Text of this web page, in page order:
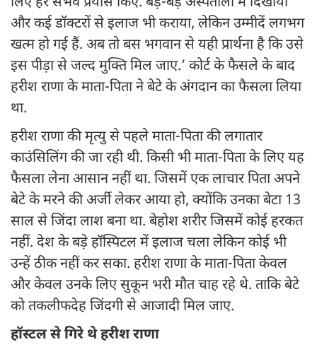
और कई डॉक्टरों से इलाज भी कराया, लेकिन उम्मीदें लगभग
खत्म हो गई हैं. अब तो बस भगवान से यही प्रार्थना है कि उसे
इस पीड़ा से जल्द मुक्ति मिल जाए.’ कोर्ट के फैसले के बाद
हरीश राणा के माता-पिता ने बेटे के अंगदान का फैसला लिया
था.
हरीश राणा की मृत्यु से पहले माता-पिता की लगातार
काउंसिलिंग की जा रही थी. किसी भी माता-पिता के लिए यह
फैसला लेना आसान नहीं था. जिसमें एक लाचार पिता अपने
बेटे के मरने की अर्जी लेकर आया हो, क्योंकि उनका बेटा 13
साल से जिंदा लाश बना था. बेहोश शरीर जिसमें कोई हरकत
नहीं. देश के बड़े हॉस्पिटल में इलाज चला लेकिन कोई भी
उन्हें ठीक नहीं कर सका. हरीश राणा के माता-पिता केवल
और केवल उनके लिए सुकून भरी मौत चाह रहे थे. ताकि बेटे
को तकलीफदेह जिंदगी से आजादी मिल जाए.
हॉस्टल से गिरे थे हरीश राणा